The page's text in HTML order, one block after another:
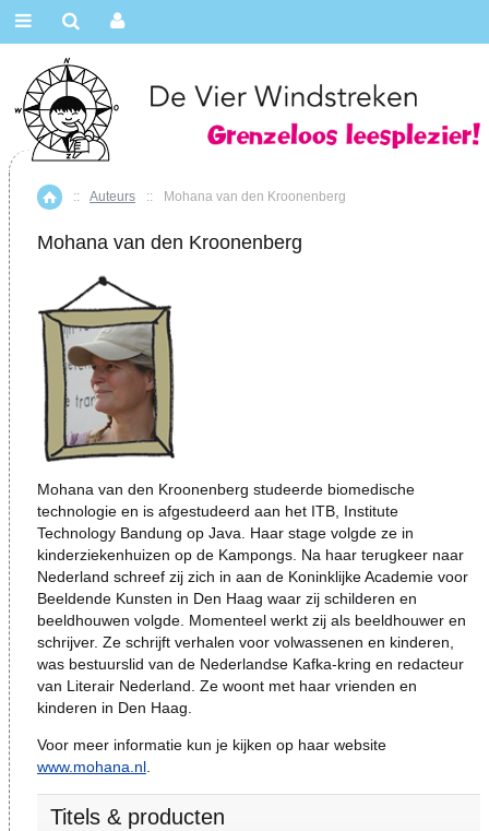
Home
:: Auteurs :: Mohana van den Kroonenberg
Mohana van den Kroonenberg
Mohana van den Kroonenberg studeerde biomedische
technologie en is afgestudeerd aan het ITB, Institute
Technology Bandung op Java. Haar stage volgde ze in
kinderziekenhuizen op de Kampongs. Na haar terugkeer naar
Nederland schreef zij zich in aan de Koninklijke Academie voor
Beeldende Kunsten in Den Haag waar zij schilderen en
beeldhouwen volgde. Momenteel werkt zij als beeldhouwer en
schrijver. Ze schrijft verhalen voor volwassenen en kinderen,
was bestuurslid van de Nederlandse Kafka-kring en redacteur
van Literair Nederland. Ze woont met haar vrienden en
kinderen in Den Haag.
Voor meer informatie kun je kijken op haar website
www.mohana.nl.
Titels & producten